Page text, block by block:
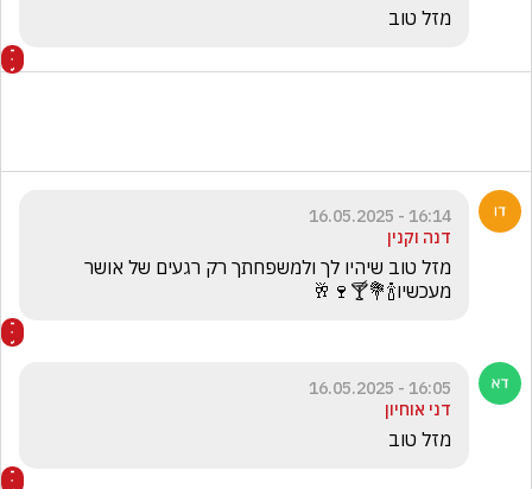
מזל טוב
16:14 - 16.05.2025
דנה וקנין
מעכשיו🍾💐🍸🍷🥂
16:05 - 16.05.2025
דני אוחיון
מזל טוב